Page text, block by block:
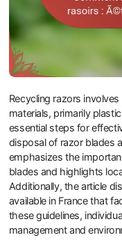
Recycling razors involves the collection and processing of
materials, primarily
essential steps for
disposal of razor blades
emphasizes the
blades and highlights
Additionally, the article
available in France that
these guidelines,
management and